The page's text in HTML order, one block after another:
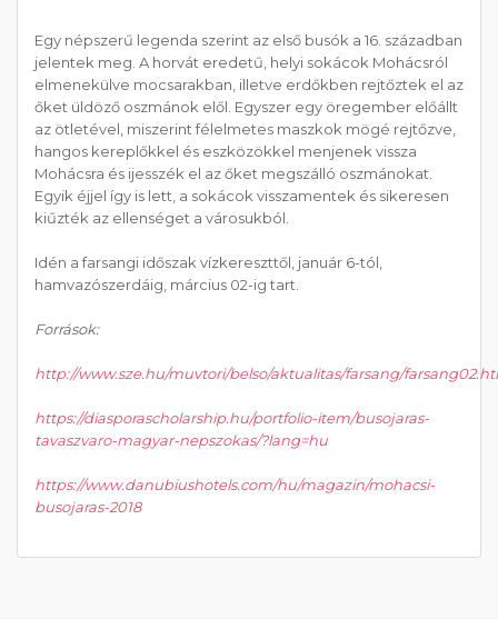
Egy népszerű legenda szerint az első busók a 16. században
jelentek meg. A horvát eredetű, helyi sokácok Mohácsról
elmenekülve mocsarakban, illetve erdőkben rejtőztek el az
őket üldöző oszmánok elől. Egyszer egy öregember előállt
az ötletével, miszerint félelmetes maszkok mögé rejtőzve,
hangos kereplőkkel és eszközökkel menjenek vissza
Mohácsra és ijesszék el az őket megszálló oszmánokat.
Egyik éjjel így is lett, a sokácok visszamentek és sikeresen
kiűzték az ellenséget a városukból.
Idén a farsangi időszak vízkereszttől, január 6-tól,
hamvazószerdáig, március 02-ig tart.
Források:
http://www.sze.hu/muvtori/belso/aktualitas/farsang/
https://diasporascholarship.hu/portfolio-item/busojaras-
tavaszvaro-magyar-nepszokas/?lang=hu
https://www.danubiushotels.com/hu/magazin/mohacsi-
busojaras-2018